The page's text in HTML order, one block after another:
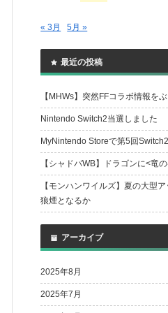
« 3月 5月 »
最近の投稿
【MHWs】突然FFコラボ情報を
Nintendo Switch2当選しました
MyNintendo Storeで第5回
【シャドバWB】ドラゴンに<竜
【モンハンワイルズ】夏の大型
狼煙となるか
アーカイブ
2025年8月
2025年7月